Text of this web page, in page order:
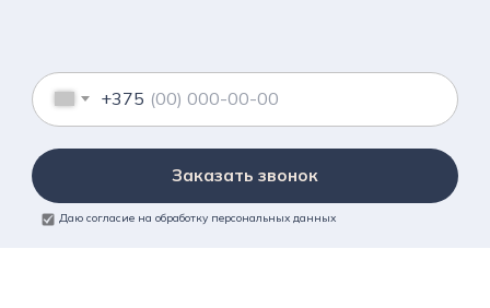
+375
Заказать звонок
Даю согласие на обработку персональных данных